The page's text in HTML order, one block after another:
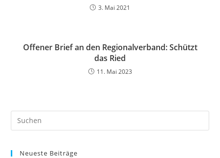
3. Mai 2021
Offener Brief an den Regionalverband: Schützt
das Ried
11. Mai 2023
Neueste Beiträge